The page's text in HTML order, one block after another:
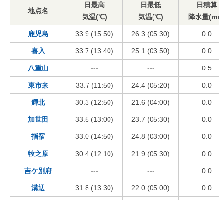
地点名
日最高
気温(℃)
日最低
気温(℃)
日積算
降水量
鹿児島 33.9 (15:50) 26.3 (05:30) 0.0
喜入 33.7 (13:40) 25.1 (03:50) 0.0
八重山 --- --- 0.5
東市来 33.7 (11:50) 24.4 (05:20) 0.0
輝北 30.3 (12:50) 21.6 (04:00) 0.0
加世田 33.5 (13:00) 23.7 (05:30) 0.0
指宿 33.0 (14:50) 24.8 (03:00) 0.0
牧之原 30.4 (12:10) 21.9 (05:30) 0.0
吉ケ別府 --- --- 0.0
溝辺 31.8 (13:30) 22.0 (05:00) 0.0